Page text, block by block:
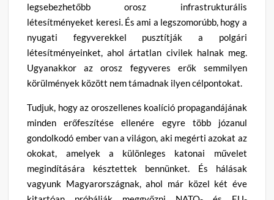
legsebezhetőbb orosz infrastrukturális
létesítményeket keresi. És ami a legszomorúbb, hogy a
nyugati fegyverekkel pusztítják a polgári
létesítményeinket, ahol ártatlan civilek halnak meg.
Ugyanakkor az orosz fegyveres erők semmilyen
körülmények között nem támadnak ilyen célpontokat.
Tudjuk, hogy az oroszellenes koalíció propagandájának
minden erőfeszítése ellenére egyre több józanul
gondolkodó ember van a világon, aki megérti azokat az
okokat, amelyek a különleges katonai művelet
megindítására késztettek bennünket. És hálásak
vagyunk Magyarországnak, ahol már közel két éve